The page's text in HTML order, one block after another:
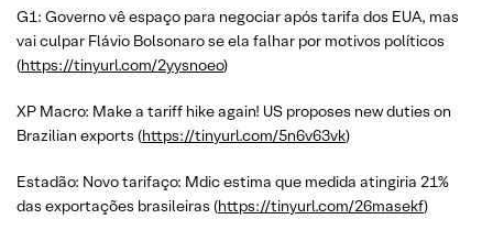
G1: Governo vê espaço para negociar após tarifa dos EUA, mas
vai culpar Flávio Bolsonaro se ela falhar por motivos políticos
(https://tinyurl.com/2yysnoeo)
XP Macro: Make a tariff hike again! US proposes new duties on
Brazilian exports (https://tinyurl.com/5n6v63vk)
Estadão: Novo tarifaço: Mdic estima que medida atingiria 21%
das exportações brasileiras (https://tinyurl.com/26masekf)